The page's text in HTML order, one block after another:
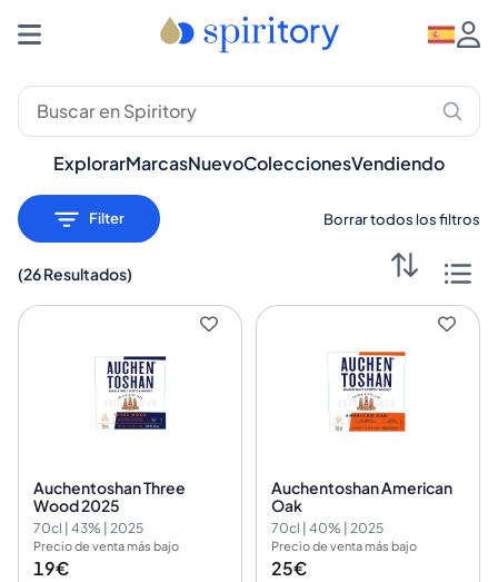
ExplorarMarcasNuevoColeccionesVendiendo
Filter Borrar todos los filtros
(26 Resultados)
Auchentoshan Three
Wood 2025
70cl | 43% | 2025
Precio de venta más bajo
19€
Auchentoshan American
Oak
70cl | 40% | 2025
Precio de venta más bajo
25€